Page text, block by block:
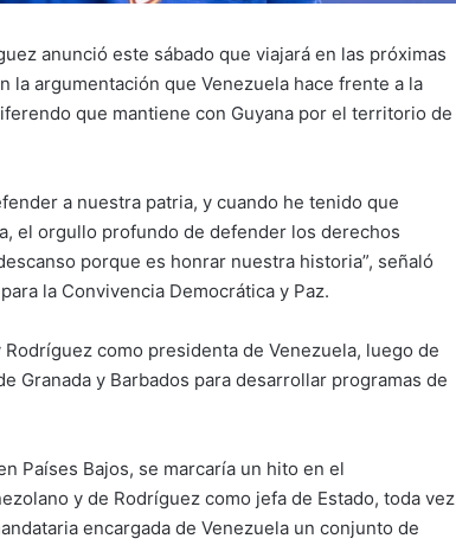
anunció este sábado que viajará en las próximas
la argumentación que Venezuela hace frente a la
que mantiene con Guyana por el territorio de
a nuestra patria, y cuando he tenido que
el orgullo profundo de defender los derechos
porque es honrar nuestra historia”, señaló
la Convivencia Democrática y Paz.
como presidenta de Venezuela, luego de
Granada y Barbados para desarrollar programas de
Países Bajos, se marcaría un hito en el
y de Rodríguez como jefa de Estado, toda vez
encargada de Venezuela un conjunto de